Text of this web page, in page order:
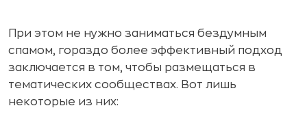
При этом не нужно заниматься бездумным
спамом, гораздо более эффективный подход
заключается в том, чтобы размещаться в
тематических сообществах. Вот лишь
некоторые из них: